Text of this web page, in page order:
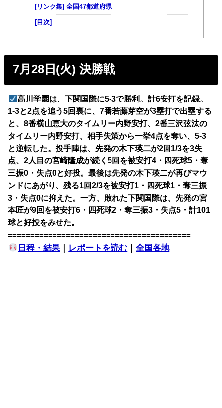
[リンク集] 全国47都道府県
[目次]
7月28日(火) 決勝戦
高川学園は、下関国際に5-3で勝利。計6安打を記録。
1-3と2点を追う5回裏に、7番若藤芽空が3塁打で出塁する
と、8番横山恵大のタイムリー内野安打、2番三沢弦汰の
タイムリー内野安打、相手失策から一挙4点を奪い、5-3
と逆転した。投手陣は、先発の木下瑛二が2回1/3を3失
点、2人目の宮崎隆成が続く5回を被安打4・四死球5・奪
三振0・失点0と好投。最後は先発の木下瑛二が再びマウ
ンドにあがり、残る1回2/3を被安打1・四死球1・奪三振
3・失点0に抑えた。一方、敗れた下関国際は、先発の宮
本匠が9回を被安打6・四死球2・奪三振3・失点5・計101
球と好投をみせた。
=========================================
日程・結果｜ レポートを読む ｜全国各地